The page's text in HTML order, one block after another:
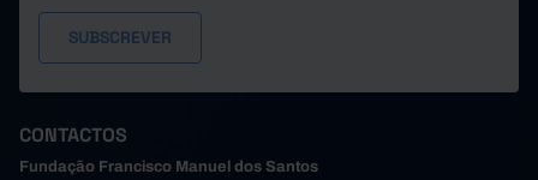
CONTACTOS
Fundação Francisco Manuel dos Santos